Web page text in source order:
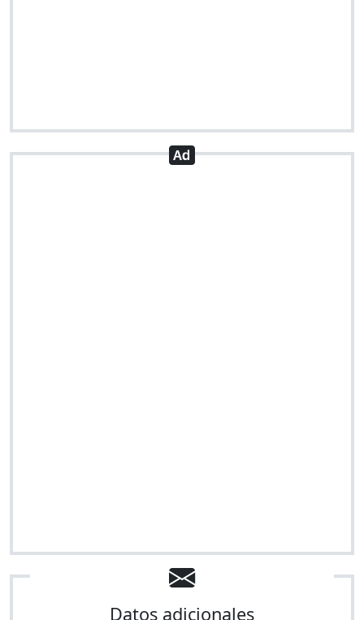
Datos adicionales